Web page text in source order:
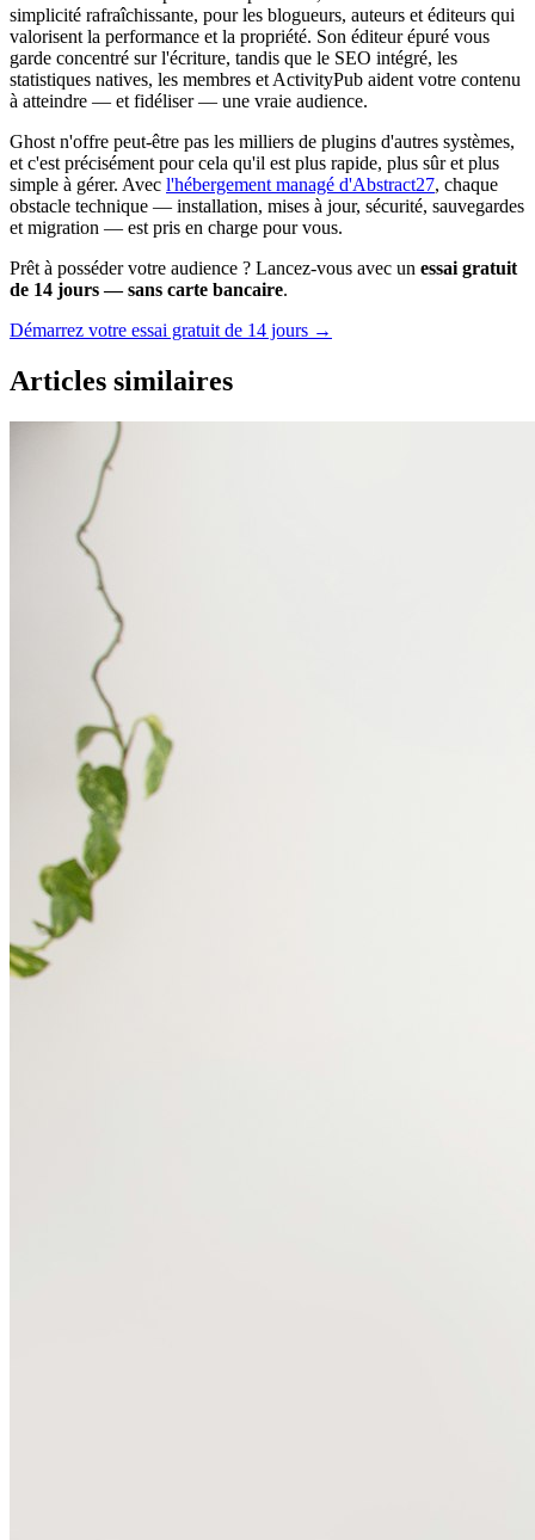
simplicité rafraîchissante, pour les blogueurs, auteurs et éditeurs qui
valorisent la performance et la propriété. Son éditeur épuré vous
garde concentré sur l'écriture, tandis que le SEO intégré, les
statistiques natives, les membres et ActivityPub aident votre contenu
à atteindre — et fidéliser — une vraie audience.
Ghost n'offre peut-être pas les milliers de plugins d'autres systèmes,
et c'est précisément pour cela qu'il est plus rapide, plus sûr et plus
simple à gérer. Avec l'hébergement managé d'Abstract27, chaque
obstacle technique — installation, mises à jour, sécurité, sauvegardes
et migration — est pris en charge pour vous.
Prêt à posséder votre audience ? Lancez-vous avec un essai gratuit
de 14 jours — sans carte bancaire.
Démarrez votre essai gratuit de 14 jours →
Articles similaires